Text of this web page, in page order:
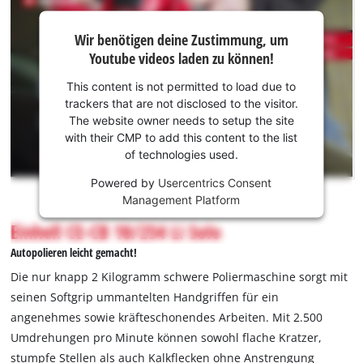
benötigen
deine
Zustimmung,
um Youtube
laden zu
können!
content
permitted
to
load
to
trackers
that
are
Wir benötigen deine Zustimmung, um
Youtube videos laden zu können!
This content is not permitted to load due to
trackers that are not disclosed to the visitor.
The website owner needs to setup the site
with their CMP to add this content to the list
of technologies used.
Powered by Usercentrics Consent
Management Platform
Einhell CE-CB 18/254 Li Solo
Autopolieren leicht gemacht!
Die nur knapp 2 Kilogramm schwere Poliermaschine sorgt mit
seinen Softgrip ummantelten Handgriffen für ein
angenehmes sowie kräfteschonendes Arbeiten. Mit 2.500
Umdrehungen pro Minute können sowohl flache Kratzer,
stumpfe Stellen als auch Kalkflecken ohne Anstrengung